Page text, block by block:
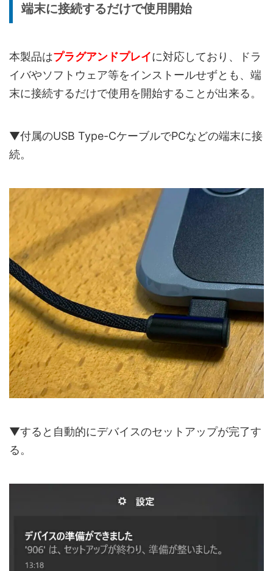
端末に接続するだけで使用開始
本製品はプラグアンドプレイに対応しており、ドラ
イバやソフトウェア等をインストールせずとも、端
末に接続するだけで使用を開始することが出来る。
▼付属のUSB Type-CケーブルでPCなどの端末に接
続。
▼すると自動的にデバイスのセットアップが完了す
る。